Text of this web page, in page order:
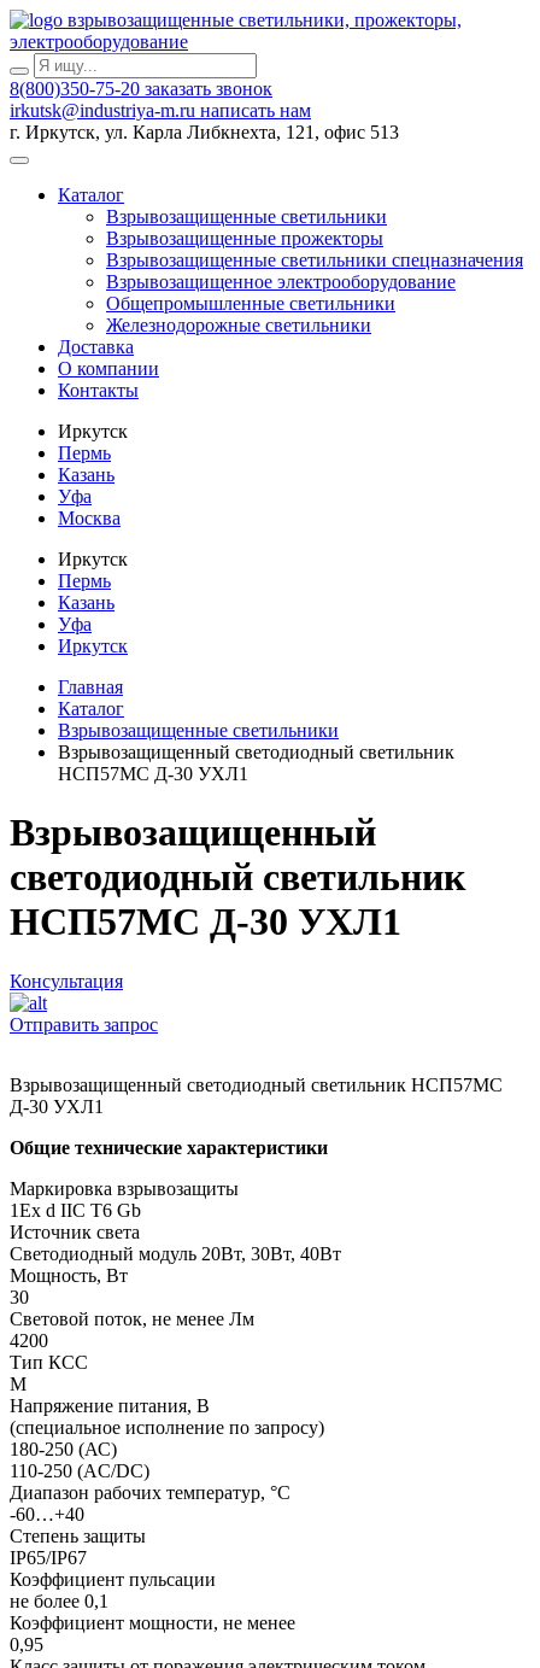
взрывозащищенные светильники, прожекторы,
электрооборудование
8(800)350-75-20 заказать звонок
irkutsk@industriya-m.ru написать нам
г. Иркутск, ул. Карла Либкнехта, 121, офис 513
Каталог
Взрывозащищенные светильники
Взрывозащищенные прожекторы
Взрывозащищенные светильники спецназначения
Взрывозащищенное электрооборудование
Общепромышленные светильники
Железнодорожные светильники
Доставка
О компании
Контакты
Иркутск
Пермь
Казань
Уфа
Москва
Иркутск
Пермь
Казань
Уфа
Иркутск
Главная
Каталог
Взрывозащищенные светильники
Взрывозащищенный светодиодный светильник
НСП57МС Д-30 УХЛ1
Взрывозащищенный
светодиодный светильник
НСП57МС Д-30 УХЛ1
Консультация
Отправить запрос
Взрывозащищенный светодиодный светильник НСП57МС
Д-30 УХЛ1
Общие технические характеристики
Маркировка взрывозащиты
1Ех d IIС T6 Gb
Источник света
Светодиодный модуль 20Вт, 30Вт, 40Вт
Мощность, Вт
30
Световой поток, не менее Лм
4200
Тип КСС
М
Напряжение питания, В
(специальное исполнение по запросу)
180-250 (АС)
110-250 (AC/DC)
Диапазон рабочих температур, °С
-60…+40
Степень защиты
IP65/IP67
Коэффициент пульсации
не более 0,1
Коэффициент мощности, не менее
0,95